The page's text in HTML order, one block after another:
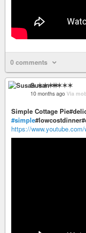
0 comments
Susan ✶✶✶✶
10 months ago Via
Simple Cottage
#simple
https://